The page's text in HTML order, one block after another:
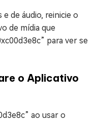
de áudio, reinicie o
de mídia que
para ver se
o Aplicativo
ao usar o